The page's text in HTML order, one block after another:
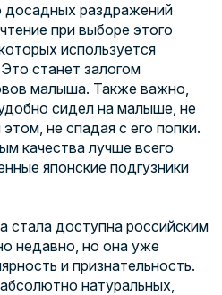
досадных раздражений
при выборе этого
используется
станет залогом
малыша. Также важно,
сидел на малыше, не
не спадая с его попки.
качества лучше всего
японские подгузники
стала доступна российским
недавно, но она уже
и признательность.
натуральных,